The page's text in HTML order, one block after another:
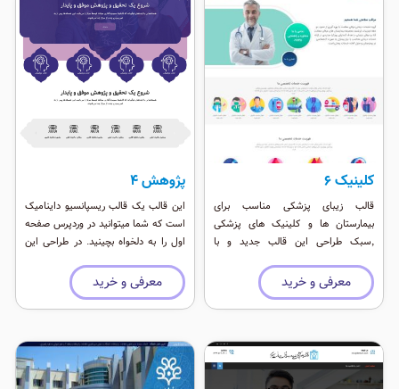
کلینیک ۶
قالب زیبای پزشکی مناسب برای
بیمارستان ها و کلینیک های پزشکی
٬‌سبک طراحی این قالب جدید و با
شده است.معرفی و خرید
پژوهش ۴
این قالب یک قالب ریسپانسیو داینامیک
است که شما میتوانید در وردپرس صفحه
اول را به دلخواه بچینید. در طراحی این
بیش از ۸۴ ابزارک مختلف را برای طراحی
در اختیار شما قرار می دهد ٬‌به خاطر عدم
استفاده از افزونه های مختلف در وردپرس
بروز رسانی های وردپرس هیچ مشکلی
ندارد.
معرفی و خرید